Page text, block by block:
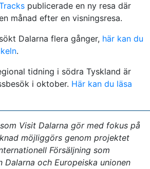
publicerade en ny resa där
månad efter en visningsresa.
Dalarna flera gånger, här kan du
.
tidning i södra Tyskland är
i oktober. Här kan du läsa
Visit Dalarna gör med fokus på
möjliggörs genom projektet
Försäljning som
Dalarna och Europeiska unionen